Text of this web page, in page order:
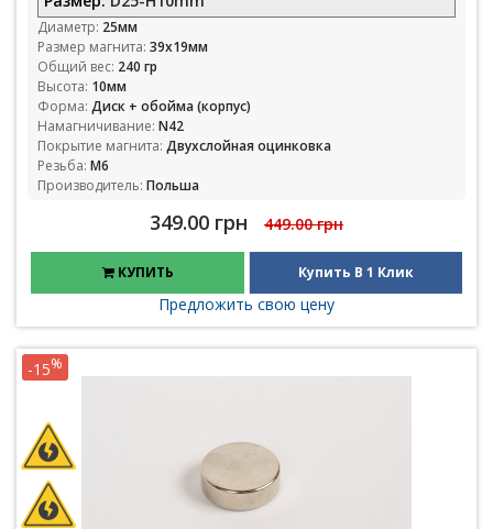
Диаметр: 25мм
Размер магнита: 39х19мм
Общий вес: 240 гр
Высота: 10мм
Форма: Диск + обойма (корпус)
Намагничивание: N42
Покрытие магнита: Двухслойная оцинковка
Резьба: М6
Производитель: Польша
349.00 грн 449.00 грн
КУПИТЬ Купить В 1 Клик
Предложить свою цену
-15%